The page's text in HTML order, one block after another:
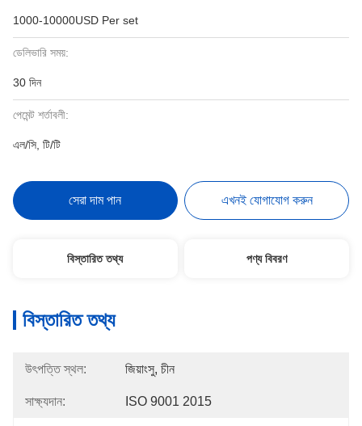
1000-10000USD Per set
ডেলিভারি সময়:
30 দিন
পেমেন্ট শর্তাবলী:
এল/সি, টি/টি
সেরা দাম পান এখনই যোগাযোগ করুন
বিস্তারিত তথ্য পণ্য বিবরণ
বিস্তারিত তথ্য
উৎপত্তি স্থল: জিয়াংসু, চীন
সাক্ষ্যদান: ISO 9001 2015